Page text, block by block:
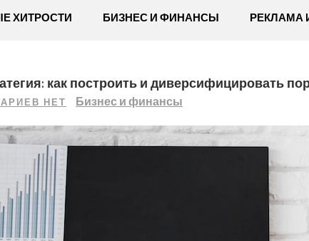
ХИТРОСТИ БИЗНЕС И ФИНАНСЫ РЕКЛАМА
как построить и диверсифицировать
НЕТ Бизнес и финансы